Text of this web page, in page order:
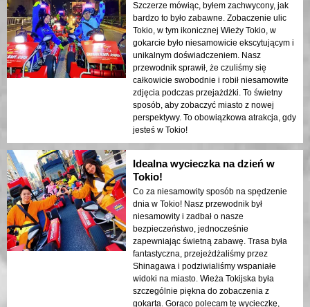
Szczerze mówiąc, byłem zachwycony, jak
bardzo to było zabawne. Zobaczenie ulic
Tokio, w tym ikonicznej Wieży Tokio, w
gokarcie było niesamowicie ekscytującym i
unikalnym doświadczeniem. Nasz
przewodnik sprawił, że czuliśmy się
całkowicie swobodnie i robił niesamowite
zdjęcia podczas przejażdżki. To świetny
sposób, aby zobaczyć miasto z nowej
perspektywy. To obowiązkowa atrakcja, gdy
jesteś w Tokio!
Idealna wycieczka na dzień w
Tokio!
Co za niesamowity sposób na spędzenie
dnia w Tokio! Nasz przewodnik był
niesamowity i zadbał o nasze
bezpieczeństwo, jednocześnie
zapewniając świetną zabawę. Trasa była
fantastyczna, przejeżdżaliśmy przez
Shinagawa i podziwialiśmy wspaniałe
widoki na miasto. Wieża Tokijska była
szczególnie piękna do zobaczenia z
gokarta. Gorąco polecam tę wycieczkę,